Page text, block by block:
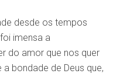
desde os tempos
imensa a
do amor que nos quer
bondade de Deus que,